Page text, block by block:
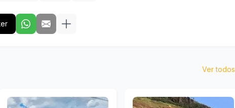
Ver todos